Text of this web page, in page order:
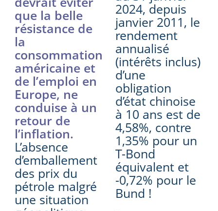
que la belle
résistance de
la
consommation
américaine et
de l’emploi en
Europe, ne
conduise à un
retour de
l’inflation.
L’absence
d’emballement
des prix du
pétrole malgré
une situation
2024, depuis
janvier 2011, le
rendement
annualisé
(intérêts inclus)
d’une
obligation
d’état chinoise
à 10 ans est de
4,58%, contre
1,35% pour un
T-Bond
équivalent et
-0,72% pour le
Bund !